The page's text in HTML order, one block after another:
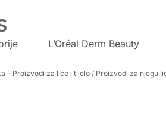
L’Oréal Derm Beauty
- Proizvodi za lice i tijelo / Proizvodi za njegu